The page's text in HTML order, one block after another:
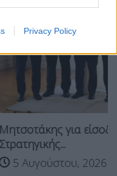
Privacy Policy
Meridiam στην GSI: